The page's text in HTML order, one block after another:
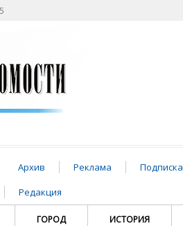
Архив Реклама
Подписка
Редакция
ГОРОД ИСТОРИЯ